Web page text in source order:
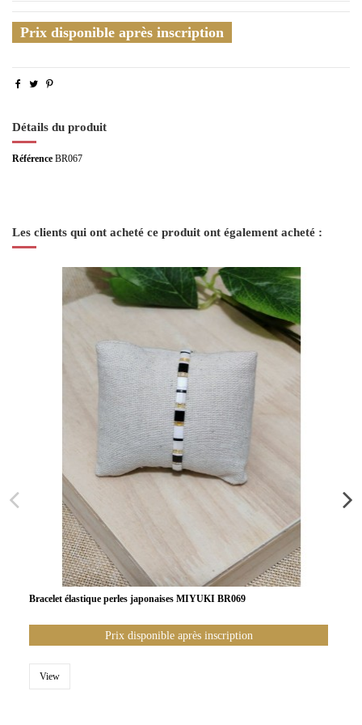
Prix disponible après inscription
Détails du produit
Référence BR067
Les clients qui ont acheté ce produit ont également acheté :
Bracelet élastique perles japonaises MIYUKI BR069
Prix disponible après inscription
View